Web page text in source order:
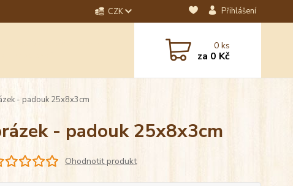
CZK Přihlášení
0ks
za 0 Kč
- padouk 25x8x3cm
- padouk 25x8x3cm
Ohodnotit produkt